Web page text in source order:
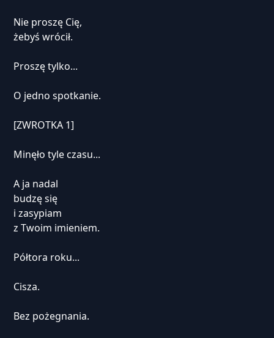
Nie proszę Cię,
żebyś wrócił.
Proszę tylko...
O jedno spotkanie.
[ZWROTKA 1]
Minęło tyle czasu...
A ja nadal
budzę się
i zasypiam
z Twoim imieniem.
Półtora roku...
Cisza.
Bez pożegnania.